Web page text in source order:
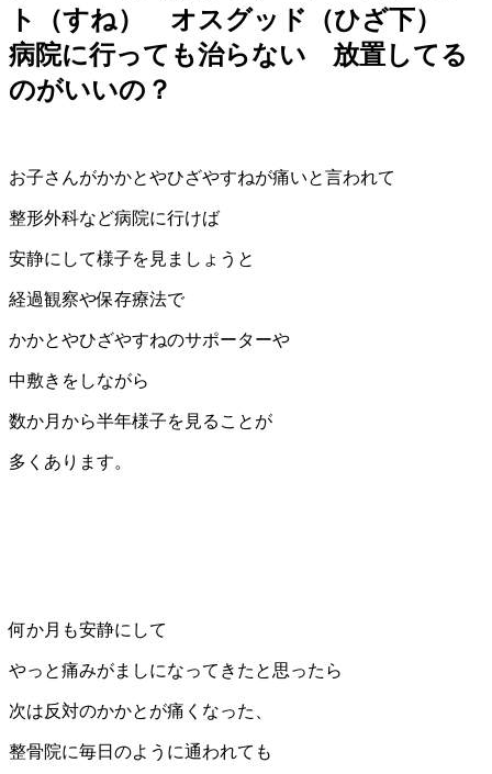
ト（すね） オスグッド（ひざ下）
病院に行っても治らない 放置してる
のがいいの？
お子さんがかかとやひざやすねが痛いと言われて
整形外科など病院に行けば
安静にして様子を見ましょうと
経過観察や保存療法で
かかとやひざやすねのサポーターや
中敷きをしながら
数か月から半年様子を見ることが
多くあります。
何か月も安静にして
やっと痛みがましになってきたと思ったら
次は反対のかかとが痛くなった、
整骨院に毎日のように通われても